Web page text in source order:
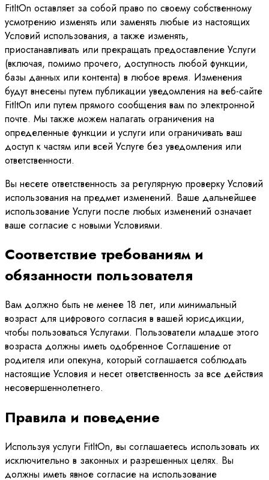
FitItOn оставляет за собой право по своему собственному
усмотрению изменять или заменять любые из настоящих
Условий использования, а также изменять,
приостанавливать или прекращать предоставление Услуги
(включая, помимо прочего, доступность любой функции,
базы данных или контента) в любое время. Изменения
будут внесены путем публикации уведомления на веб-сайте
FitItOn или путем прямого сообщения вам по электронной
почте. Мы также можем налагать ограничения на
определенные функции и услуги или ограничивать ваш
доступ к частям или всей Услуге без уведомления или
ответственности.
Вы несете ответственность за регулярную проверку Условий
использования на предмет изменений. Ваше дальнейшее
использование Услуги после любых изменений означает
ваше согласие с новыми Условиями.
Соответствие требованиям и
обязанности пользователя
Вам должно быть не менее 18 лет, или минимальный
возраст для цифрового согласия в вашей юрисдикции,
чтобы пользоваться Услугами. Пользователи младше этого
возраста должны иметь одобренное Соглашение от
родителя или опекуна, который соглашается соблюдать
настоящие Условия и несет ответственность за все действия
несовершеннолетнего.
Правила и поведение
Используя услуги FitItOn, вы соглашаетесь использовать их
исключительно в законных и разрешенных целях. Вы
должны иметь явное согласие на использование